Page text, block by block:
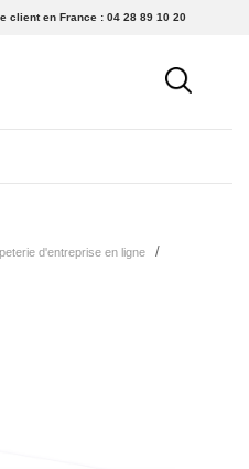
client en France : 04 28 89 10 20
d'entreprise en ligne